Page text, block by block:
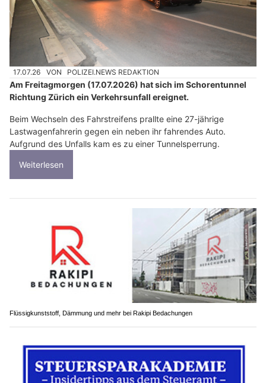
17.07.26 VON POLIZEI.NEWS REDAKTION
Am Freitagmorgen (17.07.2026) hat sich im Schorentunnel
Richtung Zürich ein Verkehrsunfall ereignet.
Beim Wechseln des Fahrstreifens prallte eine 27-jährige
Lastwagenfahrerin gegen ein neben ihr fahrendes Auto.
Aufgrund des Unfalls kam es zu einer Tunnelsperrung.
Weiterlesen
Flüssigkunststoff, Dämmung und mehr bei Rakipi Bedachungen